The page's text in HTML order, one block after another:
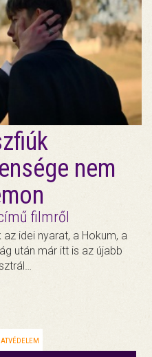
nem
filmről
idei nyarat, a Hokum, a
után már itt is az újabb